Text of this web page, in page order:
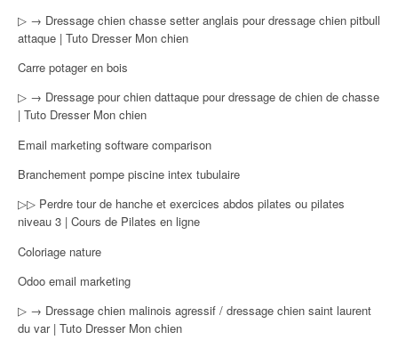
▷ → Dressage chien chasse setter anglais pour dressage chien pitbull
attaque | Tuto Dresser Mon chien
Carre potager en bois
▷ → Dressage pour chien dattaque pour dressage de chien de chasse
| Tuto Dresser Mon chien
Email marketing software comparison
Branchement pompe piscine intex tubulaire
▷▷ Perdre tour de hanche et exercices abdos pilates ou pilates
niveau 3 | Cours de Pilates en ligne
Coloriage nature
Odoo email marketing
▷ → Dressage chien malinois agressif / dressage chien saint laurent
du var | Tuto Dresser Mon chien